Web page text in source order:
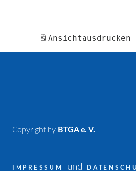
Ansichtausdrucken
Copyright by BTGA e. V.
IMPRESSUM und